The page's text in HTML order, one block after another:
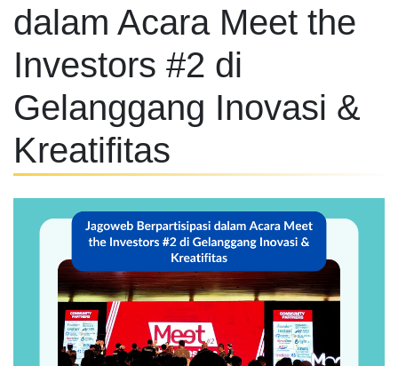
dalam Acara Meet the
Investors #2 di
Gelanggang Inovasi &
Kreatifitas